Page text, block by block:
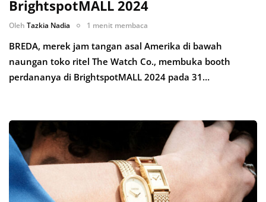
BrightspotMALL 2024
Oleh Tazkia Nadia 1 menit membaca
BREDA, merek jam tangan asal Amerika di bawah
naungan toko ritel The Watch Co., membuka booth
perdananya di BrightspotMALL 2024 pada 31…